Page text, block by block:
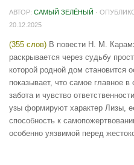
АВТОР: САМЫЙ ЗЕЛЁНЫЙ ·
20.12.2025
(355 слов) В повести Н. М.
раскрывается через судьбу
которой родной дом становится
показывает, что самое главное
забота и чувство
узы формируют характер Лизы,
способность к
особенно уязвимой перед